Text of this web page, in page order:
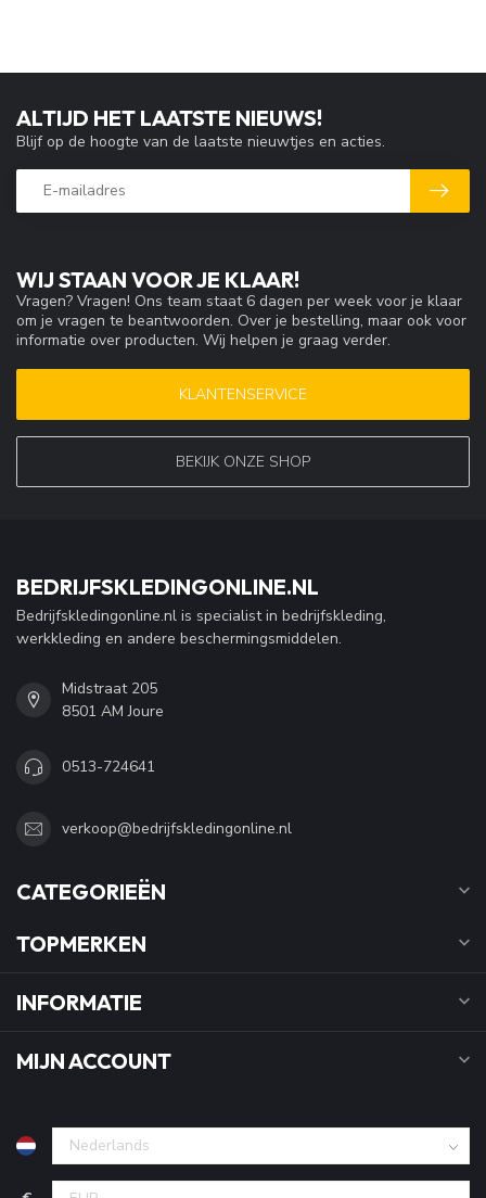
WIJ STAAN VOOR JE KLAAR!
Vragen? Vragen! Ons team staat 6 dagen per week voor je klaar
om je vragen te beantwoorden. Over je bestelling, maar ook voor
informatie over producten. Wij helpen je graag verder.
KLANTENSERVICE
BEKIJK ONZE SHOP
ALTIJD HET LAATSTE NIEUWS!
Blijf op de hoogte van de laatste nieuwtjes en acties.
BEDRIJFSKLEDINGONLINE.NL
Bedrijfskledingonline.nl is specialist in bedrijfskleding,
werkkleding en andere beschermingsmiddelen.
Midstraat 205
8501 AM Joure
0513-724641
verkoop@bedrijfskledingonline.nl
CATEGORIEËN
TOPMERKEN
INFORMATIE
MIJN ACCOUNT